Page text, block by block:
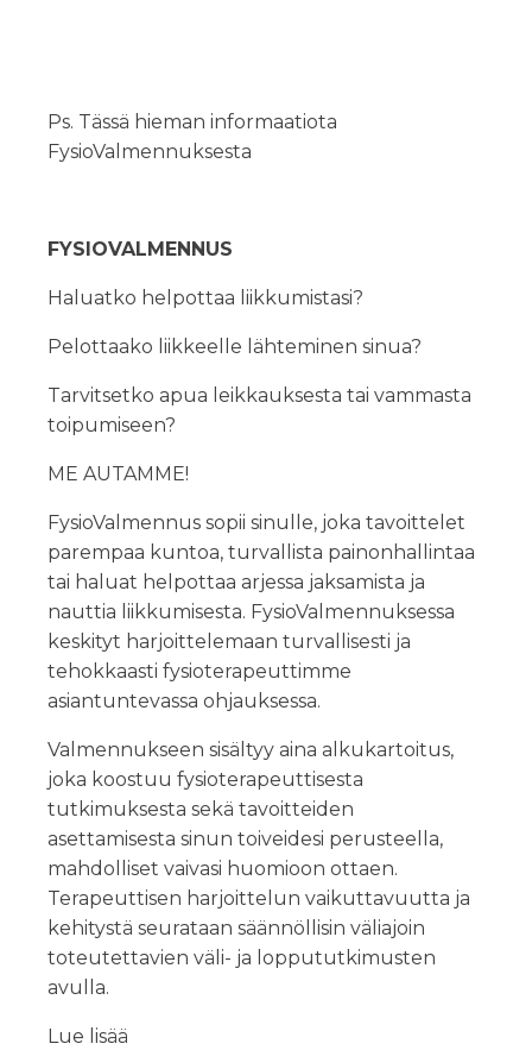
Ps. Tässä hieman informaatiota
FysioValmennuksesta
FYSIOVALMENNUS
Haluatko helpottaa liikkumistasi?
Pelottaako liikkeelle lähteminen sinua?
Tarvitsetko apua leikkauksesta tai vammasta
toipumiseen?
ME AUTAMME!
FysioValmennus sopii sinulle, joka tavoittelet
parempaa kuntoa, turvallista painonhallintaa
tai haluat helpottaa arjessa jaksamista ja
nauttia liikkumisesta. FysioValmennuksessa
keskityt harjoittelemaan turvallisesti ja
tehokkaasti fysioterapeuttimme
asiantuntevassa ohjauksessa.
Valmennukseen sisältyy aina alkukartoitus,
joka koostuu fysioterapeuttisesta
tutkimuksesta sekä tavoitteiden
asettamisesta sinun toiveidesi perusteella,
mahdolliset vaivasi huomioon ottaen.
Terapeuttisen harjoittelun vaikuttavuutta ja
kehitystä seurataan säännöllisin väliajoin
toteutettavien väli- ja loppututkimusten
avulla.
Lue lisää